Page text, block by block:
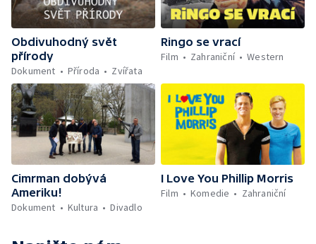
Obdivuhodný svět
přírody
Dokument
Příroda Zvířata
Ringo se vrací
Film
Zahraniční Western
Cimrman dobývá
Ameriku!
Dokument
Kultura Divadlo
I Love You Phillip Morris
Film
Komedie Zahraniční